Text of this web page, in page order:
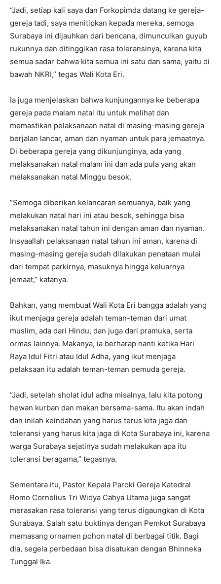
“Jadi, setiap kali saya dan Forkopimda datang ke gereja-
gereja tadi, saya menitipkan kepada mereka, semoga
Surabaya ini dijauhkan dari bencana, dimunculkan guyub
rukunnya dan ditinggikan rasa toleransinya, karena kita
semua sadar bahwa kita semua ini satu dan sama, yaitu di
bawah NKRI,” tegas Wali Kota Eri.
Ia juga menjelaskan bahwa kunjungannya ke beberapa
gereja pada malam natal itu untuk melihat dan
memastikan pelaksanaan natal di masing-masing gereja
berjalan lancar, aman dan nyaman untuk para jemaatnya.
Di beberapa gereja yang dikunjunginya, ada yang
melaksanakan natal malam ini dan ada pula yang akan
melaksanakan natal Minggu besok.
“Semoga diberikan kelancaran semuanya, baik yang
melakukan natal hari ini atau besok, sehingga bisa
melaksanakan natal tahun ini dengan aman dan nyaman.
Insyaallah pelaksanaan natal tahun ini aman, karena di
masing-masing gereja sudah dilakukan penataan mulai
dari tempat parkirnya, masuknya hingga keluarnya
jemaat,” katanya.
Bahkan, yang membuat Wali Kota Eri bangga adalah yang
ikut menjaga gereja adalah teman-teman dari umat
muslim, ada dari Hindu, dan juga dari pramuka, serta
ormas lainnya. Makanya, ia berharap nanti ketika Hari
Raya Idul Fitri atau Idul Adha, yang ikut menjaga
pelaksaan itu adalah teman-teman pemuda gereja.
“Jadi, setelah sholat idul adha misalnya, lalu kita potong
hewan kurban dan makan bersama-sama. Itu akan indah
dan inilah keindahan yang harus terus kita jaga dan
toleransi yang harus kita jaga di Kota Surabaya ini, karena
warga Surabaya sejatinya sudah melakukan apa itu
toleransi beragama,” tegasnya.
Sementara itu, Pastor Kepala Paroki Gereja Katedral
Romo Cornelius Tri Widya Cahya Utama juga sangat
merasakan rasa toleransi yang terus digaungkan di Kota
Surabaya. Salah satu buktinya dengan Pemkot Surabaya
memasang ornamen pohon natal di berbagai titik. Bagi
dia, segela perbedaan bisa disatukan dengan Bhinneka
Tunggal Ika.